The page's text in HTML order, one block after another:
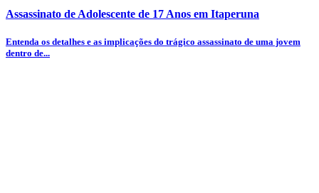
Assassinato de Adolescente de 17 Anos em Itaperuna
Entenda os detalhes e as implicações do trágico assassinato de uma jovem
dentro de...